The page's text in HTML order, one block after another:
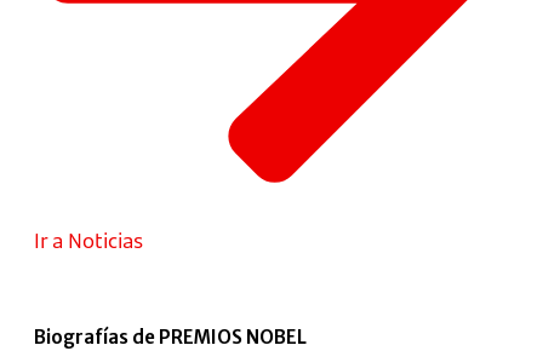
Ir a Noticias
Biografías de PREMIOS NOBEL